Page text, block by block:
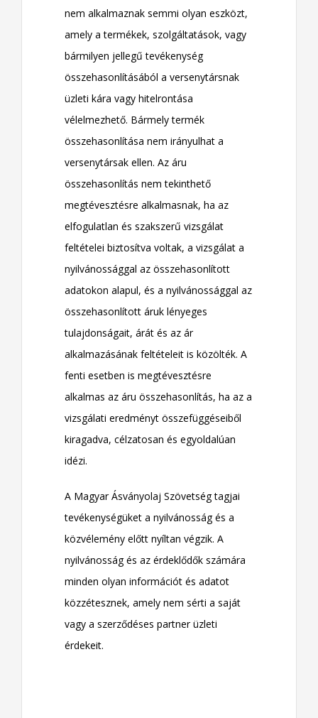
nem alkalmaznak semmi olyan eszközt,
amely a termékek, szolgáltatások, vagy
bármilyen jellegű tevékenység
összehasonlításából a versenytársnak
üzleti kára vagy hitelrontása
vélelmezhető. Bármely termék
összehasonlítása nem irányulhat a
versenytársak ellen. Az áru
összehasonlítás nem tekinthető
megtévesztésre alkalmasnak, ha az
elfogulatlan és szakszerű vizsgálat
feltételei biztosítva voltak, a vizsgálat a
nyilvánossággal az összehasonlított
adatokon alapul, és a nyilvánossággal az
összehasonlított áruk lényeges
tulajdonságait, árát és az ár
alkalmazásának feltételeit is közölték. A
fenti esetben is megtévesztésre
alkalmas az áru összehasonlítás, ha az a
vizsgálati eredményt összefüggéseiből
kiragadva, célzatosan és egyoldalúan
idézi.
A Magyar Ásványolaj Szövetség tagjai
tevékenységüket a nyilvánosság és a
közvélemény előtt nyíltan végzik. A
nyilvánosság és az érdeklődők számára
minden olyan információt és adatot
közzétesznek, amely nem sérti a saját
vagy a szerződéses partner üzleti
érdekeit.